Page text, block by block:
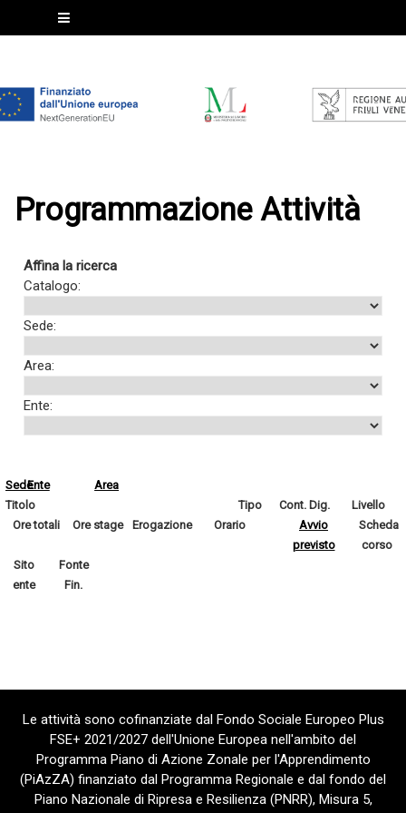
Programmazione Attività
Affina la ricerca
Catalogo:
Sede:
Area:
Ente:
SedeEnte
Area
Titolo
Tipo Cont. Dig.
Livello
Ore totali
Ore stage Erogazione Orario
Avvio
previsto
Scheda
corso
Sito
ente
Fonte
Fin.
Le attività sono cofinanziate dal Fondo Sociale Europeo Plus
FSE+ 2021/2027 dell'Unione Europea nell'ambito del
Programma Piano di Azione Zonale per l'Apprendimento
(PiAzZA) finanziato dal Programma Regionale e dal fondo del
Piano Nazionale di Ripresa e Resilienza (PNRR), Misura 5,